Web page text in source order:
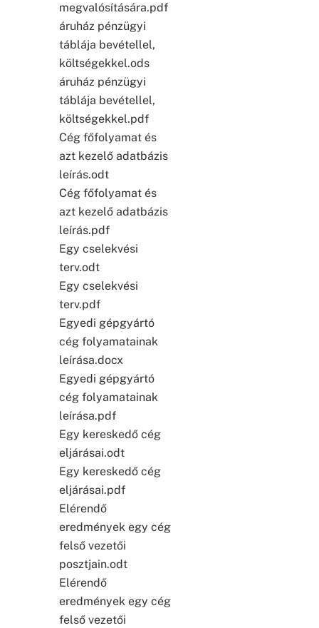
megvalósítására.pdf
áruház pénzügyi
táblája bevétellel,
költségekkel.ods
áruház pénzügyi
táblája bevétellel,
költségekkel.pdf
Cég főfolyamat és
azt kezelő adatbázis
leírás.odt
Cég főfolyamat és
azt kezelő adatbázis
leírás.pdf
Egy cselekvési
terv.odt
Egy cselekvési
terv.pdf
Egyedi gépgyártó
cég folyamatainak
leírása.docx
Egyedi gépgyártó
cég folyamatainak
leírása.pdf
Egy kereskedő cég
eljárásai.odt
Egy kereskedő cég
eljárásai.pdf
Elérendő
eredmények egy cég
felső vezetői
posztjain.odt
Elérendő
eredmények egy cég
felső vezetői